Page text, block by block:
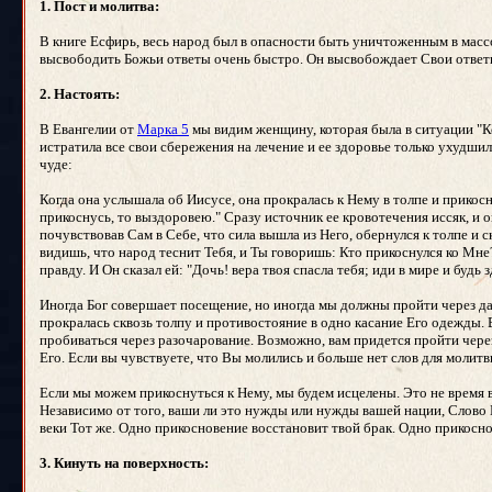
1. Пост и молитва:
В книге Есфирь, весь народ был в опасности быть уничтоженным в
высвободить Божьи ответы очень быстро. Он высвобождает Свои
2. Настоять:
В Евангелии от Марка 5 мы видим женщину, которая была в ситуации
истратила все свои сбережения на лечение и ее здоровье только
чуде:
Когда она услышала об Иисусе, она прокралась к Нему в толпе и
прикоснусь, то выздоровею." Сразу источник ее кровотечения иссяк,
почувствовав Сам в Себе, что сила вышла из Него, обернулся к толпе
видишь, что народ теснит Тебя, и Ты говоришь: Кто прикоснулся ко
правду. И Он сказал ей: "Дочь! вера твоя спасла тебя; иди в мире и будь
Иногда Бог совершает посещение, но иногда мы должны пройти через
прокралась сквозь толпу и противостояние в одно касание Его
пробиваться через разочарование. Возможно, вам придется пройти
Его. Если вы чувствуете, что Вы молились и больше нет слов для
Если мы можем прикоснуться к Нему, мы будем исцелены. Это не время
Независимо от того, ваши ли это нужды или нужды вашей нации, Слово
веки Тот же. Одно прикосновение восстановит твой брак. Одно
3. Кинуть на поверхность: